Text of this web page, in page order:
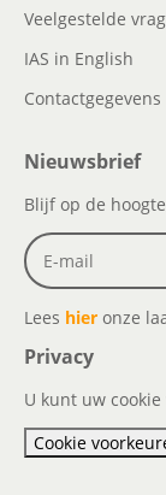
Veelgestelde
IAS in English
Contactgegevens
Nieuwsbrief
Blijf op de
Lees hier onze
Privacy
U kunt uw
Cookie